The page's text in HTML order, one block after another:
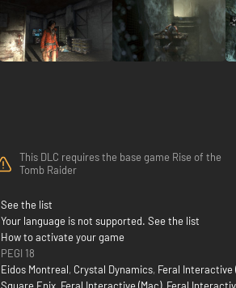
This DLC requires the base game Rise of the
Tomb Raider
See the list
Your language is not supported. See the list
How to activate your game
PEGI 18
Eidos Montreal, Crystal Dynamics, Feral Interactive
Square Enix, Feral Interactive (Mac), Feral